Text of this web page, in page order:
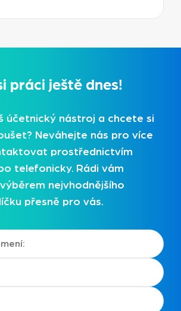
práci ještě dnes!
účetnický nástroj a chcete si
Neváhejte nás pro více
prostřednictvím
telefonicky. Rádi vám
nejvhodnějšího
přesně pro vás.